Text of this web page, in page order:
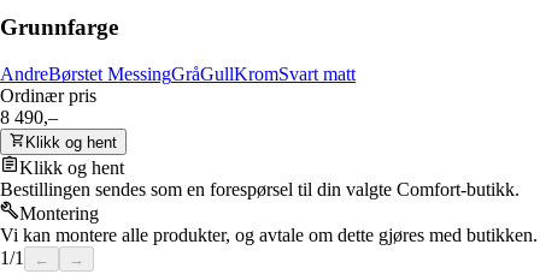
Grunnfarge
AndreBørstet MessingGråGullKromSvart matt
Ordinær pris
8 490,–
Klikk og hent
Klikk og hent
Bestillingen sendes som en forespørsel til din valgte Comfort-butikk.
Montering
Vi kan montere alle produkter, og avtale om dette gjøres med butikken.
1/1 ← →